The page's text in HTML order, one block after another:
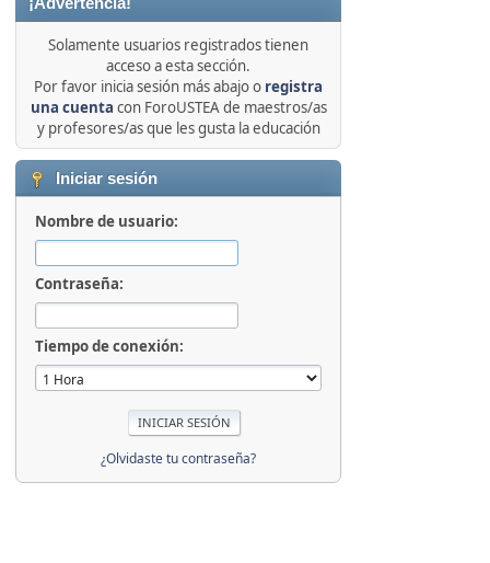
Solamente usuarios registrados tienen
acceso a esta sección.
Por favor inicia sesión más abajo o registra
una cuenta con ForoUSTEA de maestros/as
y profesores/as que les gusta la educación
Iniciar sesión
Nombre de usuario:
Contraseña:
Tiempo de conexión:
¿Olvidaste tu contraseña?